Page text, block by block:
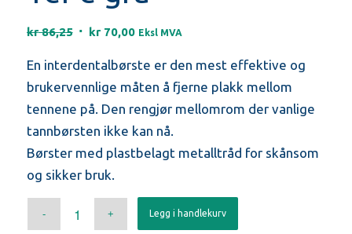
kr86,25 Opprinnelig
var:
kr 86,25.
kr70,00Nåværende
er:
kr 70,00.
Eksl MVA
En interdentalbørste er den mest effektive og
brukervennlige måten å fjerne plakk mellom
tennene på. Den rengjør mellomrom der vanlige
tannbørsten ikke kan nå.
Børster med plastbelagt metalltråd for skånsom
og sikker bruk.
Legg i handlekurv